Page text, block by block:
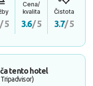
5
Cena/
kvalita
3.6/ 5
Čistota
3.7/ 5
tento hotel